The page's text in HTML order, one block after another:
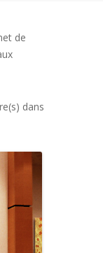
de
dans